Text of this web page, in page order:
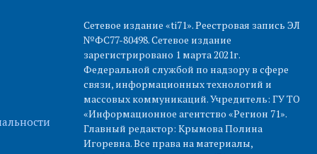
Сетевое издание «ti71». Реестровая запись ЭЛ
№ФС77-80498. Сетевое издание
зарегистрировано 1 марта 2021г.
Федеральной службой по надзору в сфере
связи, информационных технологий и
массовых коммуникаций. Учредитель: ГУ ТО
«Информационное агентство «Регион 71».
Главный редактор: Крымова Полина
Игоревна. Все права на материалы,